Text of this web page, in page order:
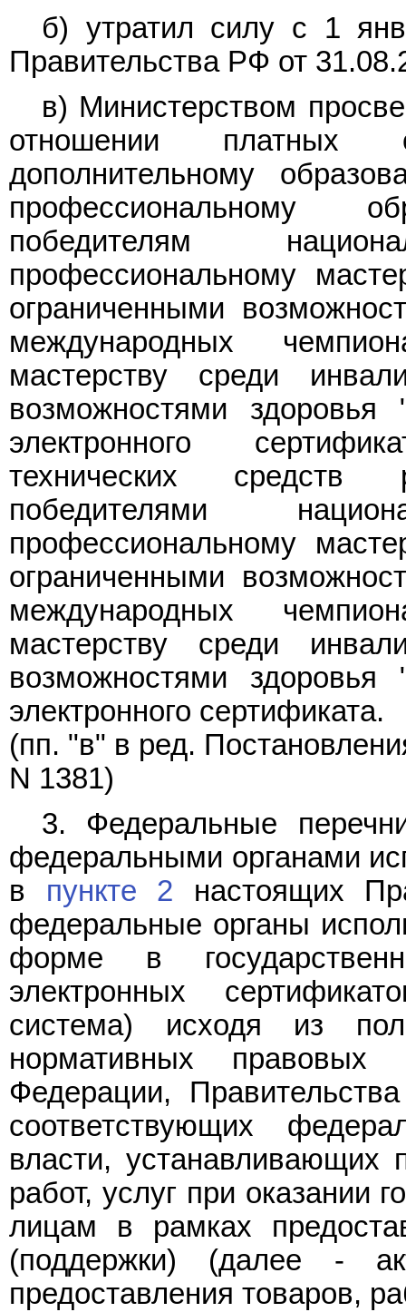
б) утратил силу с 1
Правительства РФ от
в) Министерством
отношении платных
дополнительному
профессиональному
победителям
профессиональному
ограниченными
международных
мастерству среди
возможностями здоровья
электронного
технических средств
победителями
профессиональному
ограниченными
международных
мастерству среди
возможностями здоровья
электронного сертификата.
(пп. "в" в ред.
N 1381)
3. Федеральные
федеральными органами
в пункте 2 настоящих
федеральные органы
форме в
электронных
система) исходя из
нормативных правовых
Федерации,
соответствующих
власти, устанавливающих
работ, услуг при оказании
лицам в рамках
(поддержки) (далее -
предоставления товаров,